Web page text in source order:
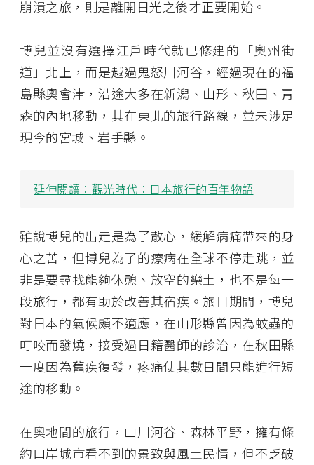
崩潰之旅，則是離開日光之後才正要開始。
博兒並沒有選擇江戶時代就已修建的「奧州街
道」北上，而是越過鬼怒川河谷，經過現在的福
島縣奧會津，沿途大多在新潟、山形、秋田、青
森的內地移動，其在東北的旅行路線，並未涉足
現今的宮城、岩手縣。
延伸閱讀： 觀光時代：日本旅行的百年物語
雖說博兒的出走是為了散心，緩解病痛帶來的身
心之苦，但博兒為了的療病在全球不停走跳，並
非是要尋找能夠休憩、放空的樂土，也不是每一
段旅行，都有助於改善其宿疾。旅日期間，博兒
對日本的氣候頗不適應，在山形縣曾因為蚊蟲的
叮咬而發燒，接受過日籍醫師的診治，在秋田縣
一度因為舊疾復發，疼痛使其數日間只能進行短
途的移動。
在奧地間的旅行，山川河谷、森林平野，擁有條
約口岸城市看不到的景致與風土民情，但不乏破